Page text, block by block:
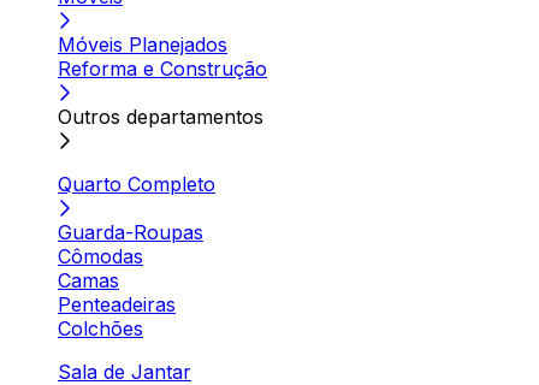
Móveis Planejados
Reforma e Construção
Outros departamentos
Quarto Completo
Guarda-Roupas
Cômodas
Camas
Penteadeiras
Colchões
Sala de Jantar